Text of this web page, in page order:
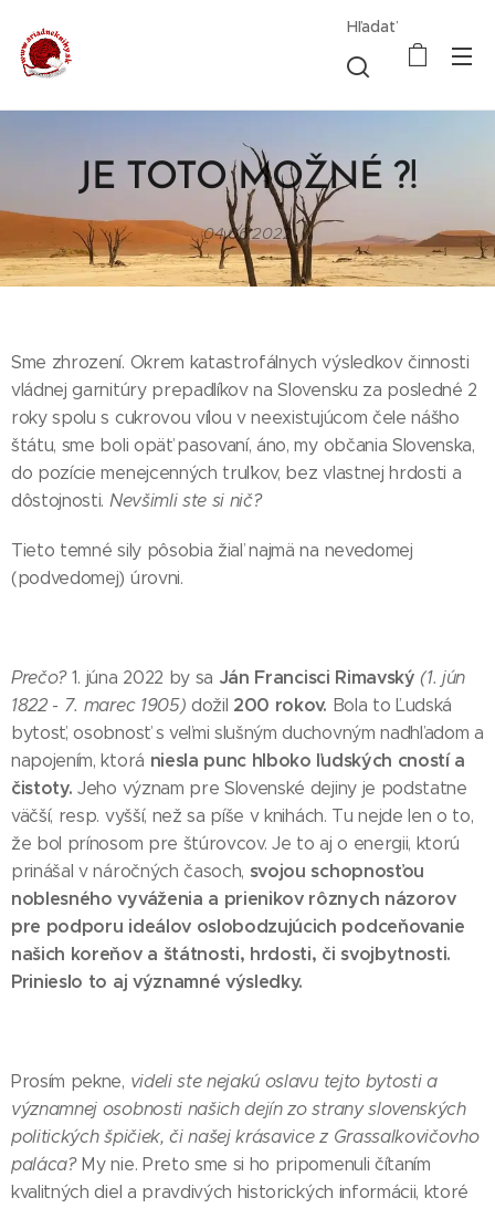
Hľadať
JE TOTO MOŽNÉ ?!
04.06.2022
Sme zhrození. Okrem katastrofálnych výsledkov činnosti
vládnej garnitúry prepadlíkov na Slovensku za posledné 2
roky spolu s cukrovou vílou v neexistujúcom čele nášho
štátu, sme boli opäť pasovaní, áno, my občania Slovenska,
do pozície menejcenných truľkov, bez vlastnej hrdosti a
dôstojnosti. Nevšimli ste si nič?
Tieto temné sily pôsobia žiaľ najmä na nevedomej
(podvedomej) úrovni.
Prečo?1. júna 2022 by sa Ján Francisci Rimavský (1. jún
1822 - 7. marec 1905) dožil 200 rokov. Bola to Ľudská
bytosť, osobnosť s veľmi slušným duchovným nadhľadom a
napojením, ktorá niesla punc hlboko ľudských cností a
čistoty. Jeho význam pre Slovenské dejiny je podstatne
väčší, resp. vyšší, než sa píše v knihách. Tu nejde len o to,
že bol prínosom pre štúrovcov. Je to aj o energii, ktorú
prinášal v náročných časoch, svojou schopnosťou
noblesného vyváženia a prienikov rôznych názorov
pre podporu ideálov oslobodzujúcich podceňovanie
našich koreňov a štátnosti, hrdosti, či svojbytnosti.
Prinieslo to aj významné výsledky.
Prosím pekne, videli ste nejakú oslavu tejto bytosti a
významnej osobnosti našich dejín zo strany slovenských
politických špičiek, či našej krásavice z Grassalkovičovho
paláca?My nie. Preto sme si ho pripomenuli čítaním
kvalitných diel a pravdivých historických informácii, ktoré